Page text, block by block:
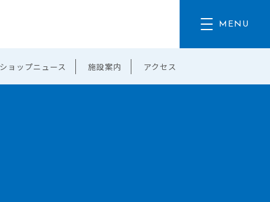
ョップニュース 施設案内 アクセス